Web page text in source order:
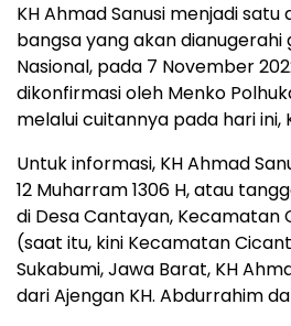
KH Ahmad Sanusi menjadi
bangsa yang akan dianugerahi
Nasional, pada 7 November
dikonfirmasi oleh Menko
melalui cuitannya pada hari ini,
Untuk informasi, KH Ahmad
12 Muharram 1306 H, atau
di Desa Cantayan, Kecamatan
(saat itu, kini Kecamatan
Sukabumi, Jawa Barat, KH
dari Ajengan KH. Abdurrahim